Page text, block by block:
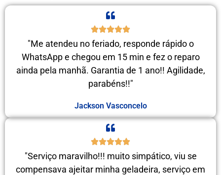
"Me atendeu no feriado, responde rápido o
WhatsApp e chegou em 15 min e fez o reparo
ainda pela manhã. Garantia de 1 ano!! Agilidade,
parabéns!!"
Jackson Vasconcelo
"Serviço maravilho!!! muito simpático, viu se
compensava ajeitar minha geladeira, serviço em